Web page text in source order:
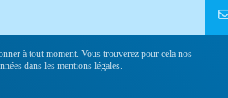
à tout moment. Vous trouverez pour cela nos
dans les mentions légales.